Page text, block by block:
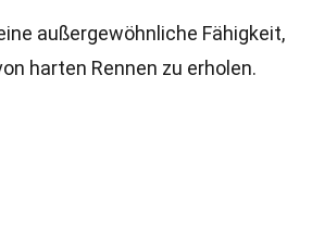
außergewöhnliche Fähigkeit,
harten Rennen zu erholen.